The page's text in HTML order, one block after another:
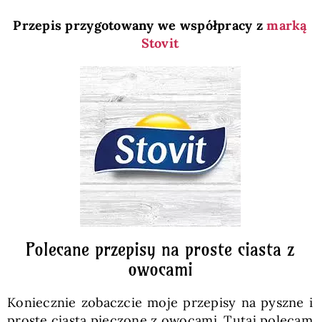
Przepis przygotowany we współpracy zmarką
Stovit
Polecane przepisy na proste ciasta z
owocami
Koniecznie zobaczcie moje przepisy na pyszne i